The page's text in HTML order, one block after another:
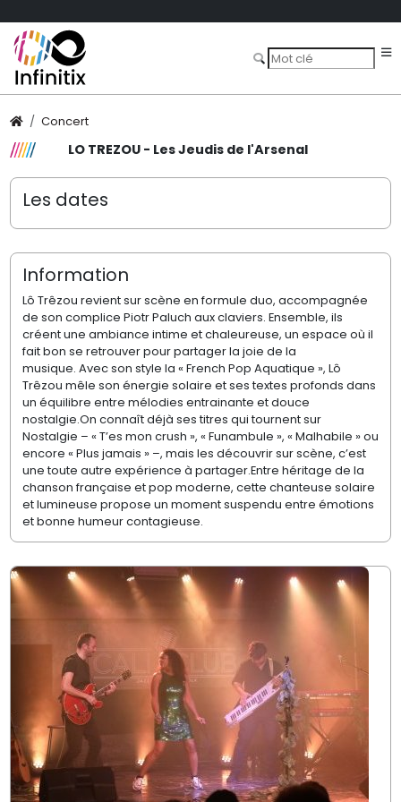
Concert
LO TREZOU - Les Jeudis de l'Arsenal
Les dates
Information
Lô Trêzou revient sur scène en formule duo, accompagnée
de son complice Piotr Paluch aux claviers. Ensemble, ils
créent une ambiance intime et chaleureuse, un espace où il
fait bon se retrouver pour partager la joie de la
musique. Avec son style la « French Pop Aquatique », Lô
Trêzou mêle son énergie solaire et ses textes profonds dans
un équilibre entre mélodies entrainante et douce
nostalgie.On connaît déjà ses titres qui tournent sur
Nostalgie – « T’es mon crush », « Funambule », « Malhabile » ou
encore « Plus jamais » –, mais les découvrir sur scène, c’est
une toute autre expérience à partager.Entre héritage de la
chanson française et pop moderne, cette chanteuse solaire
et lumineuse propose un moment suspendu entre émotions
et bonne humeur contagieuse.